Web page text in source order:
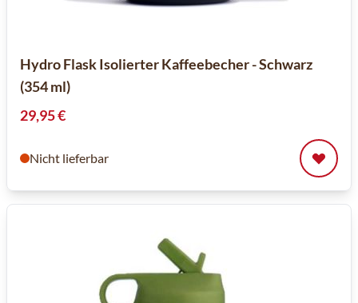
Hydro Flask Isolierter Kaffeebecher - Schwarz
(354 ml)
29,95 €
Nicht lieferbar